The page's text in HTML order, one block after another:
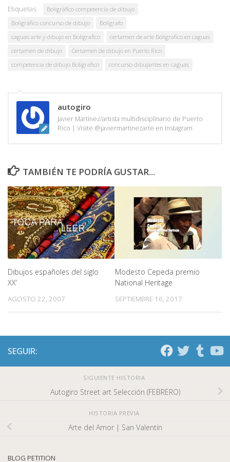
Etiquetas:
Boligráfico competencia de dibujo
Boligráfico concurso de dibujo
Boligrafo
caguas arte y dibujo en Boligrafico
certamen de arte Boligrafico en caguas
certamen de dibujo
Certamen de dibujo en Puerto Rico
competencia de dibujo Boligrafico
concurso dibujantes en caguas
autogiro
Javier Martínez/artista multidisciplinario de Puerto
Rico | Visite @javiermartinezarte en Instagram
TAMBIÉN TE PODRÍA GUSTAR...
Dibujos españoles del siglo
XX’
AGOSTO 22, 2007
Modesto Cepeda premio
National Heritage
SEPTIEMBRE 16, 2017
SEGUIR:
SIGUIENTE HISTORIA
Autogiro Street art Selección (FEBRERO)
HISTORIA PREVIA
Arte del Amor | San Valentín
BLOG PETITION